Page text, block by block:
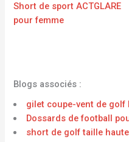
Short de sport ACTGLARE
pour femme
Blogs associés :
gilet coupe-vent de golf
Dossards de football
short de golf taille haute